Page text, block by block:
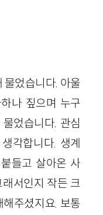
물었습니다. 아울
나 짚으며 누구
었습니다. 관심
각합니다. 생계
들고 살아온 사
서인지 작든 크
주셨지요. 보통